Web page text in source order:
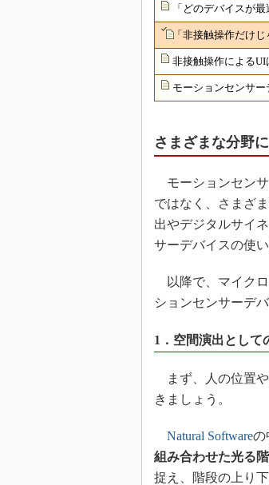
「どのデバイスが
「非接触操作だけ
非接触操作による
モーションセンサ
さまざまな分野
モーションセンサ
ではなく、さまざ
出やデジタルサイ
サーデバイスの使
以降で、マイクロ
ションセンサーデ
1．空間演出として
まず、人の位置や
きましょう。
Natural Softwareの
組み合わせた光る
捉え、階段の上り